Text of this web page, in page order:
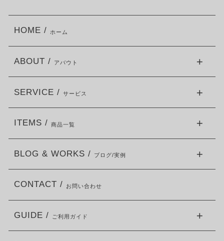
HOME / ホーム
ABOUT / アバウト
SERVICE / サービス
ITEMS / 商品一覧
BLOG & WORKS / ブログ/実例
CONTACT / お問い合わせ
GUIDE / ご利用ガイド